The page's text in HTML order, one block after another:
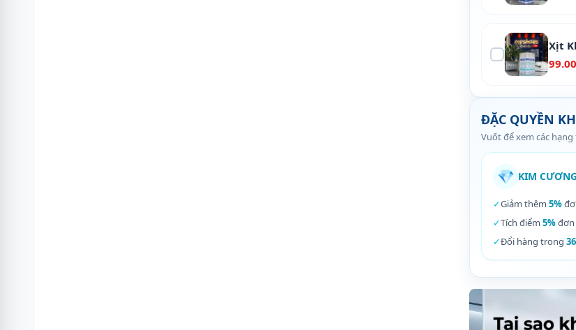
Xịt
ĐẶC QUYỀN
Vuốt để xem các
💎 KIM CƯƠNG
✓Giảm thêm 5%
✓Tích điểm 5%đơn
✓Đổi hàng trong